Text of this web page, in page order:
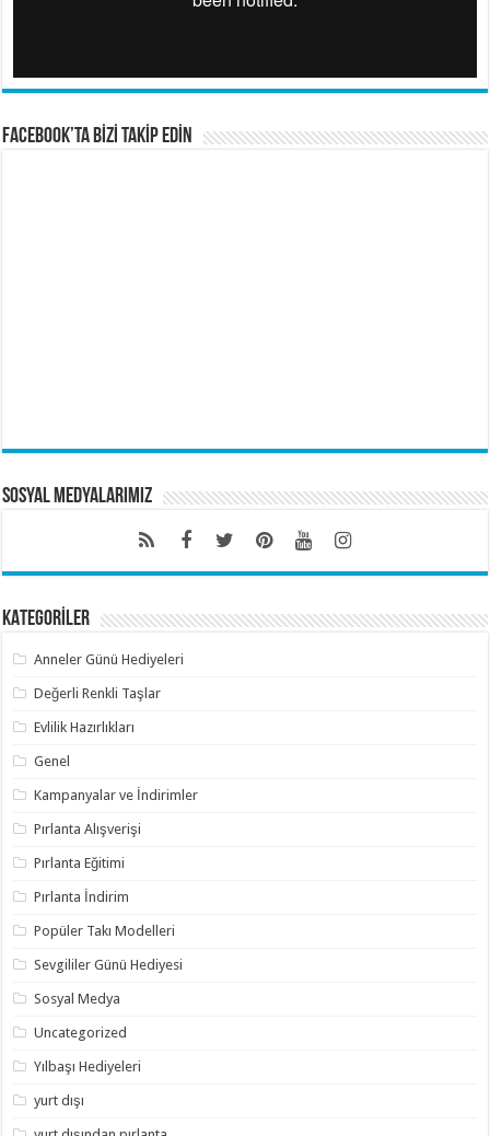
FACEBOOK’TA BİZİ TAKİP EDİN
Sosyal Medyalarımız
KATEGORİLER
Anneler Günü Hediyeleri
Değerli Renkli Taşlar
Evlilik Hazırlıkları
Genel
Kampanyalar ve İndirimler
Pırlanta Alışverişi
Pırlanta Eğitimi
Pırlanta İndirim
Popüler Takı Modelleri
Sevgililer Günü Hediyesi
Sosyal Medya
Uncategorized
Yılbaşı Hediyeleri
yurt dışı